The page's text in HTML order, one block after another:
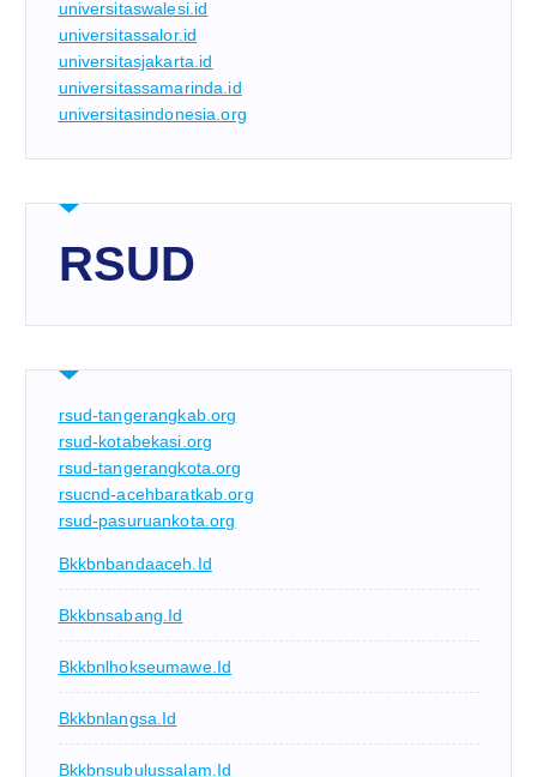
universitaswalesi.id
universitassalor.id
universitasjakarta.id
universitassamarinda.id
universitasindonesia.org
RSUD
rsud-tangerangkab.org
rsud-kotabekasi.org
rsud-tangerangkota.org
rsucnd-acehbaratkab.org
rsud-pasuruankota.org
Bkkbnbandaaceh.id
Bkkbnsabang.id
Bkkbnlhokseumawe.id
Bkkbnlangsa.id
Bkkbnsubulussalam.id